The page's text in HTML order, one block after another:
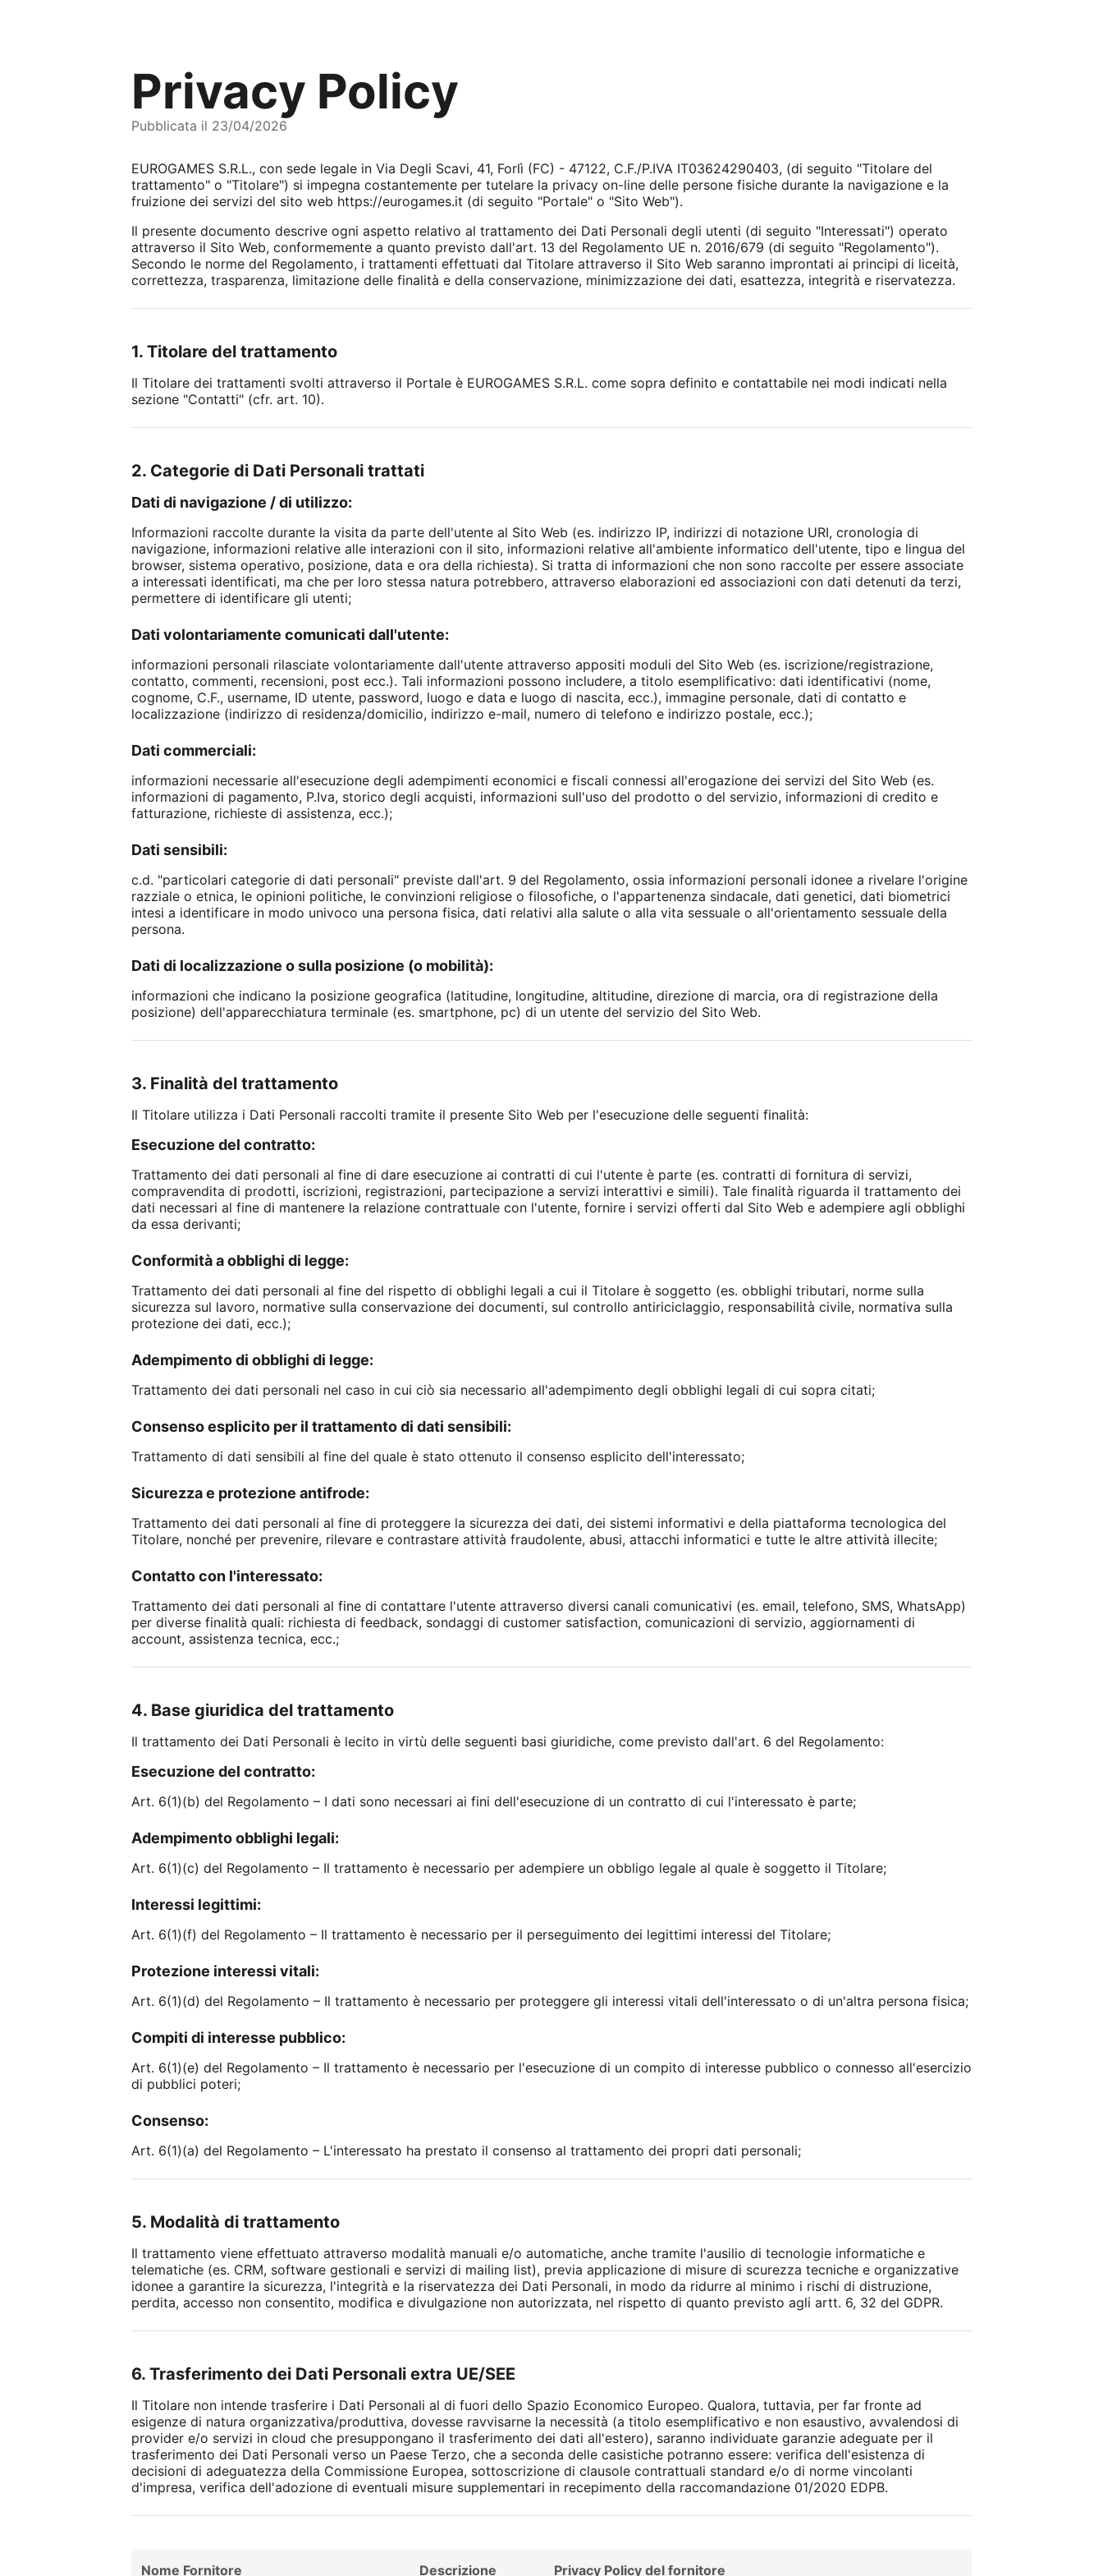
Privacy Policy
Pubblicata il 23/04/2026
EUROGAMES S.R.L., con sede legale in Via Degli Scavi, 41, Forlì (FC) - 47122, C.F./P.IVA IT03624290403, (di seguito "Titolare del
trattamento" o "Titolare") si impegna costantemente per tutelare la privacy on-line delle persone fisiche durante la navigazione e la
fruizione dei servizi del sito web https://eurogames.it (di seguito "Portale" o "Sito Web").
Il presente documento descrive ogni aspetto relativo al trattamento dei Dati Personali degli utenti (di seguito "Interessati") operato
attraverso il Sito Web, conformemente a quanto previsto dall'art. 13 del Regolamento UE n. 2016/679 (di seguito "Regolamento").
Secondo le norme del Regolamento, i trattamenti effettuati dal Titolare attraverso il Sito Web saranno improntati ai principi di liceità,
correttezza, trasparenza, limitazione delle finalità e della conservazione, minimizzazione dei dati, esattezza, integrità e riservatezza.
1. Titolare del trattamento
Il Titolare dei trattamenti svolti attraverso il Portale è EUROGAMES S.R.L. come sopra definito e contattabile nei modi indicati nella
sezione "Contatti" (cfr. art. 10).
2. Categorie di Dati Personali trattati
Dati di navigazione / di utilizzo:
Informazioni raccolte durante la visita da parte dell'utente al Sito Web (es. indirizzo IP, indirizzi di notazione URI, cronologia di
navigazione, informazioni relative alle interazioni con il sito, informazioni relative all'ambiente informatico dell'utente, tipo e lingua del
browser, sistema operativo, posizione, data e ora della richiesta). Si tratta di informazioni che non sono raccolte per essere associate
a interessati identificati, ma che per loro stessa natura potrebbero, attraverso elaborazioni ed associazioni con dati detenuti da terzi,
permettere di identificare gli utenti;
Dati volontariamente comunicati dall'utente:
informazioni personali rilasciate volontariamente dall'utente attraverso appositi moduli del Sito Web (es. iscrizione/registrazione,
contatto, commenti, recensioni, post ecc.). Tali informazioni possono includere, a titolo esemplificativo: dati identificativi (nome,
cognome, C.F., username, ID utente, password, luogo e data e luogo di nascita, ecc.), immagine personale, dati di contatto e
localizzazione (indirizzo di residenza/domicilio, indirizzo e-mail, numero di telefono e indirizzo postale, ecc.);
Dati commerciali:
informazioni necessarie all'esecuzione degli adempimenti economici e fiscali connessi all'erogazione dei servizi del Sito Web (es.
informazioni di pagamento, P.Iva, storico degli acquisti, informazioni sull'uso del prodotto o del servizio, informazioni di credito e
fatturazione, richieste di assistenza, ecc.);
Dati sensibili:
c.d. "particolari categorie di dati personali" previste dall'art. 9 del Regolamento, ossia informazioni personali idonee a rivelare l'origine
razziale o etnica, le opinioni politiche, le convinzioni religiose o filosofiche, o l'appartenenza sindacale, dati genetici, dati biometrici
intesi a identificare in modo univoco una persona fisica, dati relativi alla salute o alla vita sessuale o all'orientamento sessuale della
persona.
Dati di localizzazione o sulla posizione (o mobilità):
informazioni che indicano la posizione geografica (latitudine, longitudine, altitudine, direzione di marcia, ora di registrazione della
posizione) dell'apparecchiatura terminale (es. smartphone, pc) di un utente del servizio del Sito Web.
3. Finalità del trattamento
Il Titolare utilizza i Dati Personali raccolti tramite il presente Sito Web per l'esecuzione delle seguenti finalità:
Esecuzione del contratto:
Trattamento dei dati personali al fine di dare esecuzione ai contratti di cui l'utente è parte (es. contratti di fornitura di servizi,
compravendita di prodotti, iscrizioni, registrazioni, partecipazione a servizi interattivi e simili). Tale finalità riguarda il trattamento dei
dati necessari al fine di mantenere la relazione contrattuale con l'utente, fornire i servizi offerti dal Sito Web e adempiere agli obblighi
da essa derivanti;
Conformità a obblighi di legge:
Trattamento dei dati personali al fine del rispetto di obblighi legali a cui il Titolare è soggetto (es. obblighi tributari, norme sulla
sicurezza sul lavoro, normative sulla conservazione dei documenti, sul controllo antiriciclaggio, responsabilità civile, normativa sulla
protezione dei dati, ecc.);
Adempimento di obblighi di legge:
Trattamento dei dati personali nel caso in cui ciò sia necessario all'adempimento degli obblighi legali di cui sopra citati;
Consenso esplicito per il trattamento di dati sensibili:
Trattamento di dati sensibili al fine del quale è stato ottenuto il consenso esplicito dell'interessato;
Sicurezza e protezione antifrode:
Trattamento dei dati personali al fine di proteggere la sicurezza dei dati, dei sistemi informativi e della piattaforma tecnologica del
Titolare, nonché per prevenire, rilevare e contrastare attività fraudolente, abusi, attacchi informatici e tutte le altre attività illecite;
Contatto con l'interessato:
Trattamento dei dati personali al fine di contattare l'utente attraverso diversi canali comunicativi (es. email, telefono, SMS, WhatsApp)
per diverse finalità quali: richiesta di feedback, sondaggi di customer satisfaction, comunicazioni di servizio, aggiornamenti di
account, assistenza tecnica, ecc.;
4. Base giuridica del trattamento
Il trattamento dei Dati Personali è lecito in virtù delle seguenti basi giuridiche, come previsto dall'art. 6 del Regolamento:
Esecuzione del contratto:
Art. 6(1)(b) del Regolamento – I dati sono necessari ai fini dell'esecuzione di un contratto di cui l'interessato è parte;
Adempimento obblighi legali:
Art. 6(1)(c) del Regolamento – Il trattamento è necessario per adempiere un obbligo legale al quale è soggetto il Titolare;
Interessi legittimi:
Art. 6(1)(f) del Regolamento – Il trattamento è necessario per il perseguimento dei legittimi interessi del Titolare;
Protezione interessi vitali:
Art. 6(1)(d) del Regolamento – Il trattamento è necessario per proteggere gli interessi vitali dell'interessato o di un'altra persona fisica;
Compiti di interesse pubblico:
Art. 6(1)(e) del Regolamento – Il trattamento è necessario per l'esecuzione di un compito di interesse pubblico o connesso all'esercizio
di pubblici poteri;
Consenso:
Art. 6(1)(a) del Regolamento – L'interessato ha prestato il consenso al trattamento dei propri dati personali;
5. Modalità di trattamento
Il trattamento viene effettuato attraverso modalità manuali e/o automatiche, anche tramite l'ausilio di tecnologie informatiche e
telematiche (es. CRM, software gestionali e servizi di mailing list), previa applicazione di misure di scurezza tecniche e organizzative
idonee a garantire la sicurezza, l'integrità e la riservatezza dei Dati Personali, in modo da ridurre al minimo i rischi di distruzione,
perdita, accesso non consentito, modifica e divulgazione non autorizzata, nel rispetto di quanto previsto agli artt. 6, 32 del GDPR.
6. Trasferimento dei Dati Personali extra UE/SEE
Il Titolare non intende trasferire i Dati Personali al di fuori dello Spazio Economico Europeo. Qualora, tuttavia, per far fronte ad
esigenze di natura organizzativa/produttiva, dovesse ravvisarne la necessità (a titolo esemplificativo e non esaustivo, avvalendosi di
provider e/o servizi in cloud che presuppongano il trasferimento dei dati all'estero), saranno individuate garanzie adeguate per il
trasferimento dei Dati Personali verso un Paese Terzo, che a seconda delle casistiche potranno essere: verifica dell'esistenza di
decisioni di adeguatezza della Commissione Europea, sottoscrizione di clausole contrattuali standard e/o di norme vincolanti
d'impresa, verifica dell'adozione di eventuali misure supplementari in recepimento della raccomandazione 01/2020 EDPB.
Nome Fornitore Descrizione Privacy Policy del fornitore